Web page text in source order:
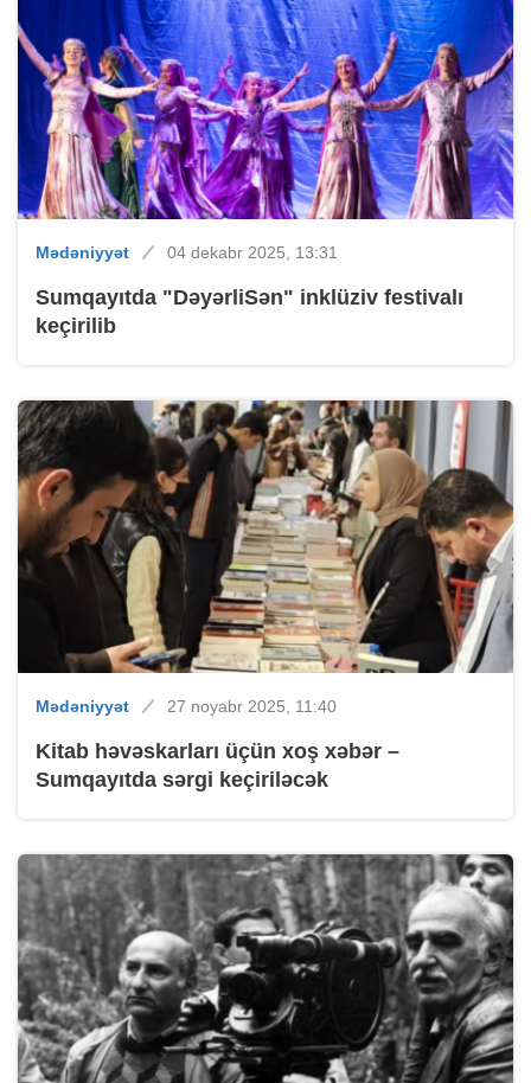
Mədəniyyət 04 dekabr 2025, 13:31
Sumqayıtda "DəyərliSən" inklüziv festivalı
keçirilib
Mədəniyyət 27 noyabr 2025, 11:40
Kitab həvəskarları üçün xoş xəbər –
Sumqayıtda sərgi keçiriləcək